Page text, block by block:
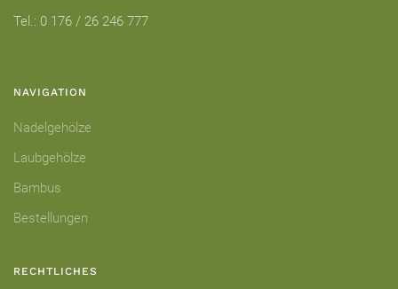
Tel.: 0 176 / 26 246 777
NAVIGATION
Nadelgehölze
Laubgehölze
Bambus
Bestellungen
RECHTLICHES